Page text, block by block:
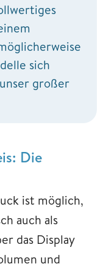
sich
großer
Die
ist möglich,
auch als
das Display
und